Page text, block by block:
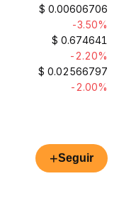
$ 0.00606706
-3.50%
$ 0.674641
-2.20%
$ 0.02566797
-2.00%
+Seguir